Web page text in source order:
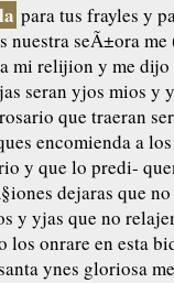
para tus frayles y
nuestra seÃ±ora
mi relijion y me
seran yjos mios y
que traeran
encomienda a
y que lo predi-
dejaras que
y yjas que no
los onrare en esta
ynes gloriosa